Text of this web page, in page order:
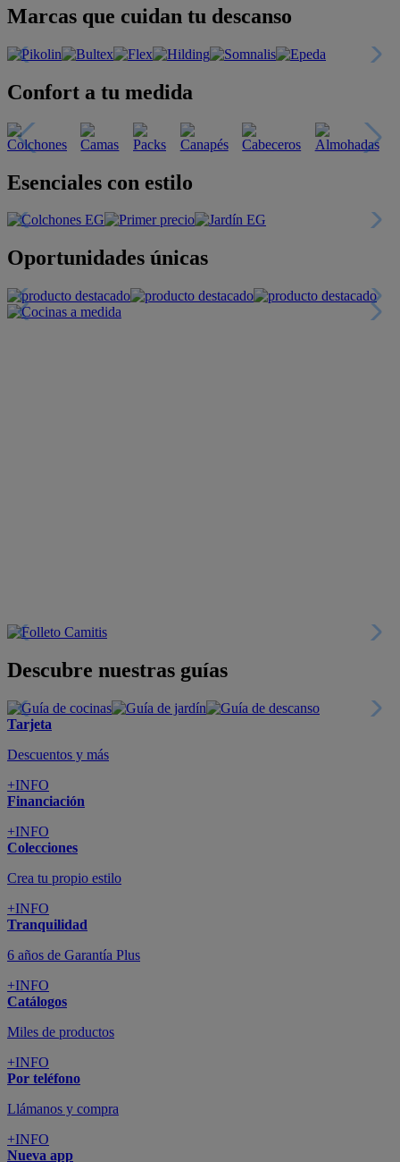
Marcas que cuidan tu descanso
Confort a tu medida
Esenciales con estilo
Oportunidades únicas
Descubre nuestras guías
Tarjeta
Descuentos y más
+INFO
Financiación
+INFO
Colecciones
Crea tu propio estilo
+INFO
Tranquilidad
6 años de Garantía Plus
+INFO
Catálogos
Miles de productos
+INFO
Por teléfono
Llámanos y compra
+INFO
Nueva app